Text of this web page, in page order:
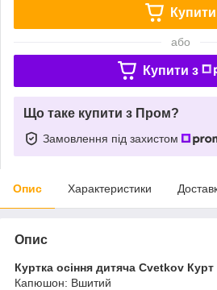
Купити
або
Купити з
Що таке купити з Пром?
Замовлення під захистом
Опис Характеристики
Опис
Куртка осіння дитяча Cvetkov
Капюшон: Вшитий